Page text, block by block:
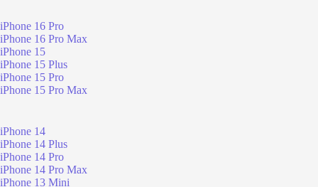
iPhone 16 Pro
iPhone 16 Pro Max
iPhone 15
iPhone 15 Plus
iPhone 15 Pro
iPhone 15 Pro Max
iPhone 14
iPhone 14 Plus
iPhone 14 Pro
iPhone 14 Pro Max
iPhone 13 Mini